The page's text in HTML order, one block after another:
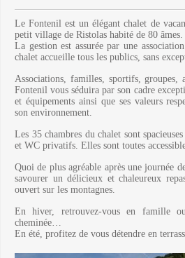
Le Fontenil est un élégant chalet de
petit village de Ristolas habité de 80 âmes.
La gestion est assurée par une
chalet accueille tous les publics, sans
Associations, familles, sportifs,
Fontenil vous séduira par son cadre
et équipements ainsi que ses valeurs
son environnement.
Les 35 chambres du chalet sont
et WC privatifs. Elles sont toutes
Quoi de plus agréable après une journée
savourer un délicieux et chaleureux
ouvert sur les montagnes.
En hiver, retrouvez-vous en famille
cheminée…
En été, profitez de vous détendre en